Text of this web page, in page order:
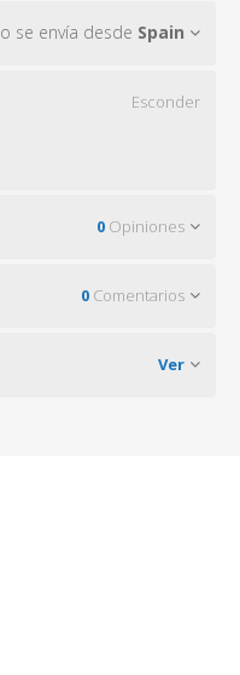
se envía desde Spain
Esconder
0 Opiniones
0 Comentarios
Ver